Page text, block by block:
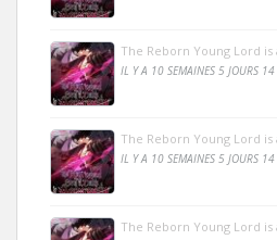
The Reborn Young Lord is
IL Y A 10 SEMAINES 5 JOURS 14
The Reborn Young Lord is
IL Y A 10 SEMAINES 5 JOURS 14
The Reborn Young Lord is